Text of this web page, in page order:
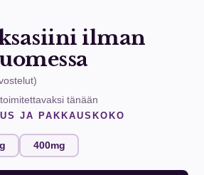
ilman
)
tänään
JA PAKKAUSKOKO
400mg